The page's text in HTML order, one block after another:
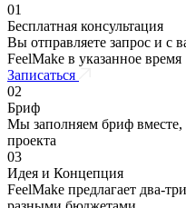
01
Бесплатная консультация
Вы отправляете запрос и с
FeelMake в указанное время
Записаться
02
Бриф
Мы заполняем бриф вместе,
проекта
03
Идея и Концепция
FeelMake предлагает два-